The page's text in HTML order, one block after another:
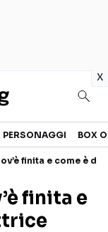
x
STREAMING
PERSONAGGI BOX
finita e come è
finita e